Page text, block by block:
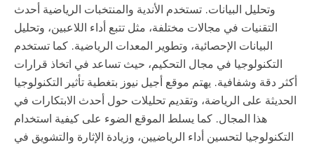
وتحليل البيانات. تستخدم الأندية والمنتخبات الرياضية أحدث
التقنيات في مجالات مختلفة، مثل تتبع أداء اللاعبين، وتحليل
البيانات الإحصائية، وتطوير المعدات الرياضية. كما تستخدم
التكنولوجيا في مجال التحكيم، حيث تساعد في اتخاذ قرارات
أكثر دقة وشفافية. يهتم موقع أجيل نيوز بتغطية تأثير التكنولوجيا
الحديثة على الرياضة، وتقديم تحليلات حول أحدث الابتكارات في
هذا المجال. كما يسلط الموقع الضوء على كيفية استخدام
التكنولوجيا لتحسين أداء الرياضيين، وزيادة الإثارة والتشويق في